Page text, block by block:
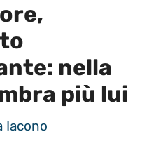
nella
più lui
Iacono